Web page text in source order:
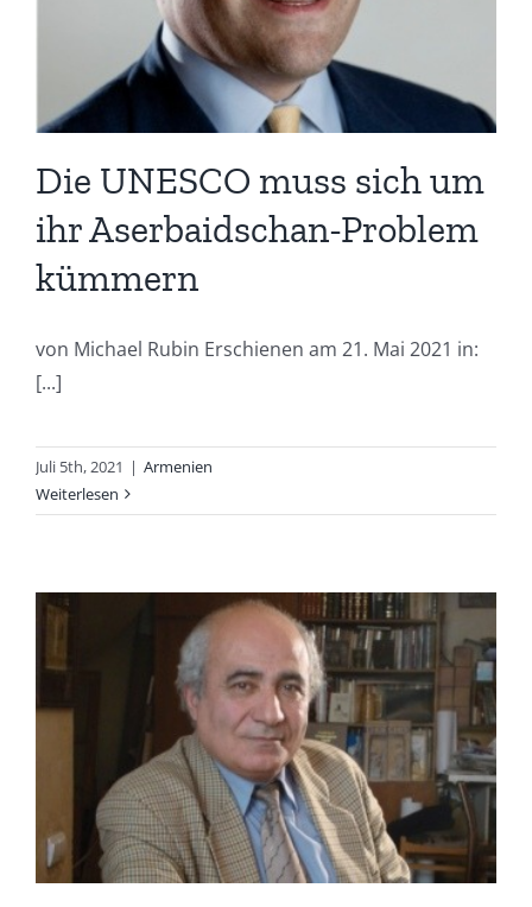
Die UNESCO muss sich um
ihr Aserbaidschan-Problem
kümmern
von Michael Rubin Erschienen am 21. Mai 2021 in:
[...]
Juli 5th, 2021 | Armenien
Weiterlesen